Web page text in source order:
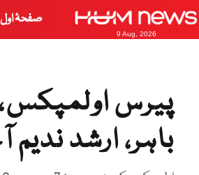
9 Aug, 2026
صفحۂ اول
پیرس
باہر، ارشد